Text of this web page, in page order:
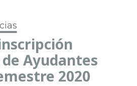
Ayudantes
2020